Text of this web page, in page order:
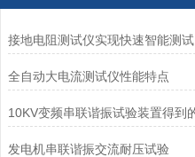
接地电阻测试仪实现快速智能测试
全自动大电流测试仪性能特点
发电机串联谐振交流耐压试验